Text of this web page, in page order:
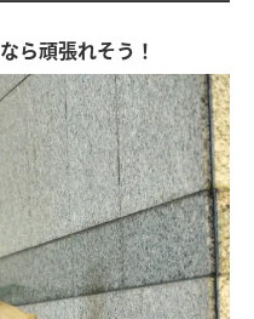
ら頑張れそう！